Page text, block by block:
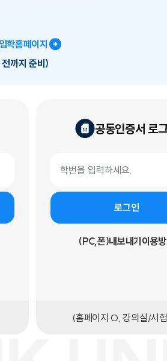
학홈페이지
까지 준비)
공동인증서 로
로그인
(PC,폰)내보내기 이용
(홈페이지 O, 강의실/시